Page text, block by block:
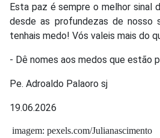
Esta paz é sempre o melhor sinal
desde as profundezas de nosso
tenhais medo! Vós valeis mais do
- Dê nomes aos medos que estão
Pe. Adroaldo Palaoro sj
19.06.2026
imagem: pexels.com/Julianascimento